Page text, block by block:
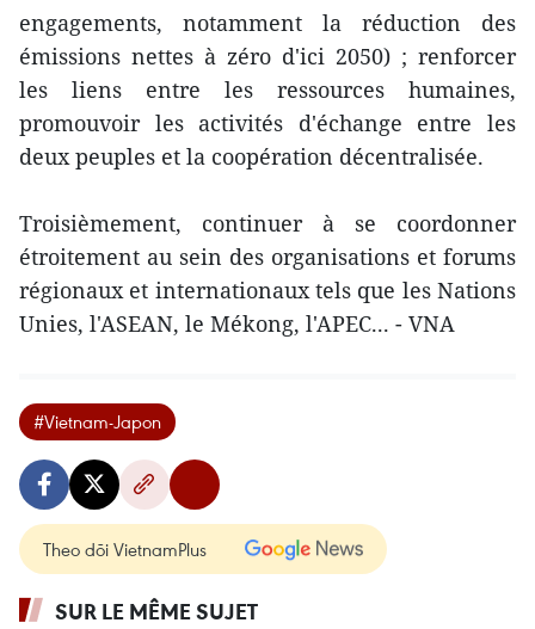
engagements, notamment la réduction des
émissions nettes à zéro d'ici 2050) ; renforcer
les liens entre les ressources humaines,
promouvoir les activités d'échange entre les
deux peuples et la coopération décentralisée.
Troisièmement, continuer à se coordonner
étroitement au sein des organisations et forums
régionaux et internationaux tels que les Nations
Unies, l'ASEAN, le Mékong, l'APEC... - VNA
#Vietnam-Japon
Theo dõi VietnamPlus
SUR LE MÊME SUJET